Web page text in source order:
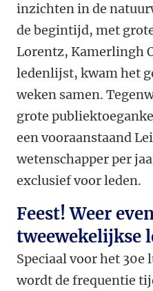
inzichten in de
de begintijd, met
Lorentz, Kamerlingh
ledenlijst, kwam het
weken samen.
grote
een vooraanstaand
wetenschapper per
exclusief voor leden.
Feest! Weer
tweewekelijkse
Speciaal voor het 30e
wordt de frequentie